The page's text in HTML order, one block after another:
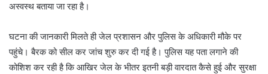
अस्वस्थ बताया जा रहा है।
घटना की जानकारी मिलते ही जेल प्रशासन और पुलिस के अधिकारी मौके पर
पहुंचे। बैरक को सील कर जांच शुरु कर दी गई है। पुलिस यह पता लगाने की
कोशिश कर रही है कि आखिर जेल के भीतर इतनी बड़ी वारदात कैसे हुई और सुरक्षा